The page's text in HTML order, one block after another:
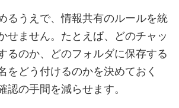
るうえで、情報共有のルールを統
せません。たとえば、どのチャッ
るのか、どのフォルダに保存する
をどう付けるのかを決めておく
認の手間を減らせます。